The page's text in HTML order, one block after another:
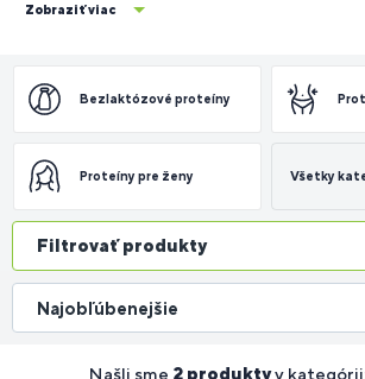
Športová výživaje navrhnutá tak, aby pomáhala
Zobraziť viac
Bezlaktózové proteíny
Proteíny pre ženy Všetky
Filtrovať produkty
Našli sme 2 produktyv
Najobľúbenejšie